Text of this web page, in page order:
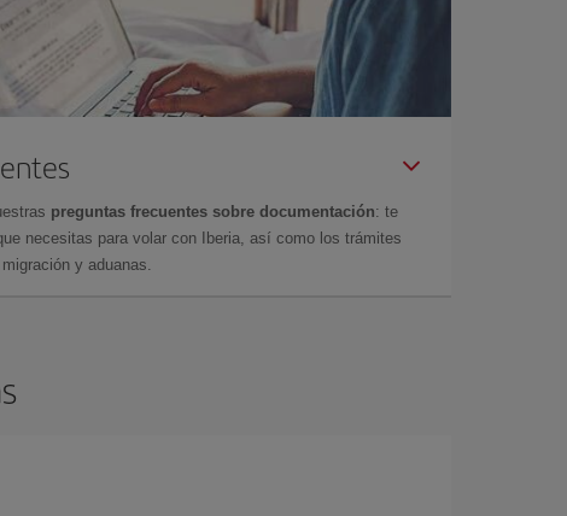
preguntas frecuentes sobre documentación: te
necesitas para volar con Iberia, así como los trámites
y aduanas.